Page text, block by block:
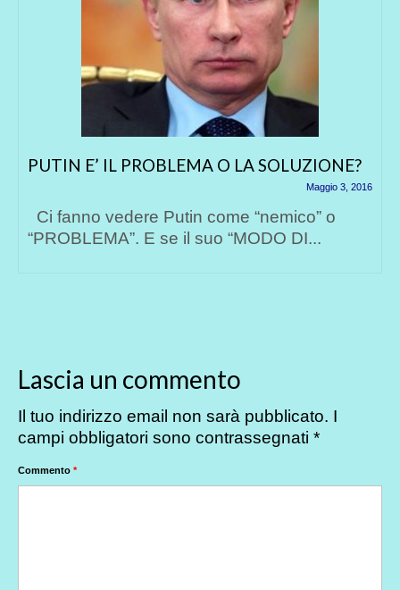
PUTIN E’ IL PROBLEMA O LA SOLUZIONE?
Maggio 3, 2016
Ci fanno vedere Putin come “nemico” o
“PROBLEMA”. E se il suo “MODO DI...
Lascia un commento
Il tuo indirizzo email non sarà pubblicato. I
campi obbligatori sono contrassegnati *
Commento *